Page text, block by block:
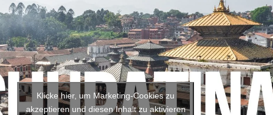
Klicke hier, um Marketing-Cookies zu
akzeptieren und diesen Inhalt zu aktivieren